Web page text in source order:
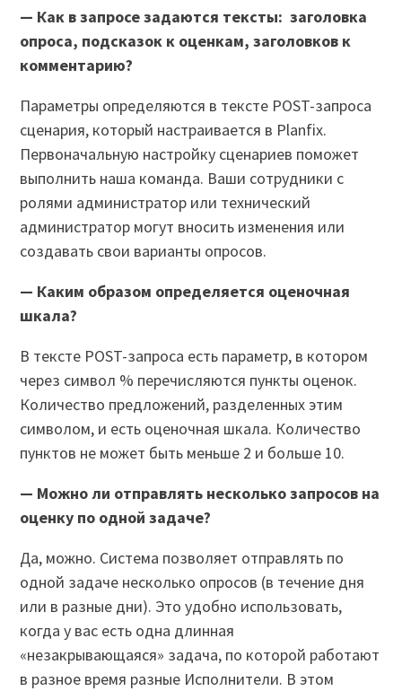
— Как в запросе задаются тексты: заголовка
опроса, подсказок к оценкам, заголовков к
комментарию?
Параметры определяются в тексте POST-запроса
сценария, который настраивается в Planfix.
Первоначальную настройку сценариев поможет
выполнить наша команда. Ваши сотрудники с
ролями администратор или технический
администратор могут вносить изменения или
создавать свои варианты опросов.
— Каким образом определяется оценочная
шкала?
В тексте POST-запроса есть параметр, в котором
через символ % перечисляются пункты оценок.
Количество предложений, разделенных этим
символом, и есть оценочная шкала. Количество
пунктов не может быть меньше 2 и больше 10.
— Можно ли отправлять несколько запросов на
оценку по одной задаче?
Да, можно. Система позволяет отправлять по
одной задаче несколько опросов (в течение дня
или в разные дни). Это удобно использовать,
когда у вас есть одна длинная
«незакрывающаяся» задача, по которой работают
в разное время разные Исполнители. В этом